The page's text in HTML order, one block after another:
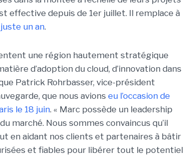
effective depuis de 1er juillet. Il remplace à
un an.
une région hautement stratégique
d’adoption du cloud, d’innovation dans
Patrick Rohrbasser, vice-président
que nous avions eu l’occasion de
le 18 juin. « Marc possède un leadership
marché. Nous sommes convaincus qu’il
en aidant nos clients et partenaires à bâtir
et fiables pour libérer tout le potentiel